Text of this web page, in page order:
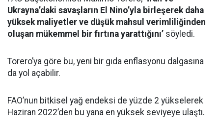
Ukrayna’daki savaşların El Nino’yla birleşerek daha
yüksek maliyetler ve düşük mahsul verimliliğinden
oluşan mükemmel bir fırtına yarattığını’ söyledi.
Torero’ya göre bu, yeni bir gıda enflasyonu dalgasına
da yol açabilir.
FAO’nun bitkisel yağ endeksi de yüzde 2 yükselerek
Haziran 2022’den bu yana en yüksek seviyeye ulaştı.